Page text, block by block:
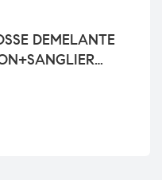
DEMELANTE